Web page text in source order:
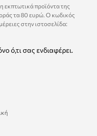
εκπτωτικά προϊόντα της
τα 80 ευρώ. Ο κωδικός
στην ιστοσελίδα:
ό,τι σας ενδιαφέρει.